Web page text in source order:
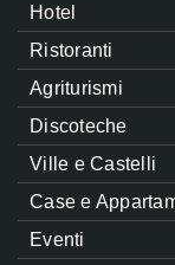
Hotel
Ristoranti
Agriturismi
Discoteche
Ville e Castelli
Case e
Eventi